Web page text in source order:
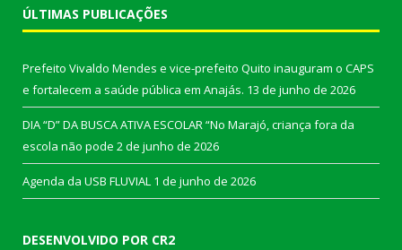
ÚLTIMAS PUBLICAÇÕES
Prefeito Vivaldo Mendes e vice-prefeito Quito inauguram o CAPS
e fortalecem a saúde pública em Anajás. 13 de junho de 2026
DIA “D” DA BUSCA ATIVA ESCOLAR “No Marajó, criança fora da
escola não pode 2 de junho de 2026
Agenda da USB FLUVIAL 1 de junho de 2026
DESENVOLVIDO POR CR2